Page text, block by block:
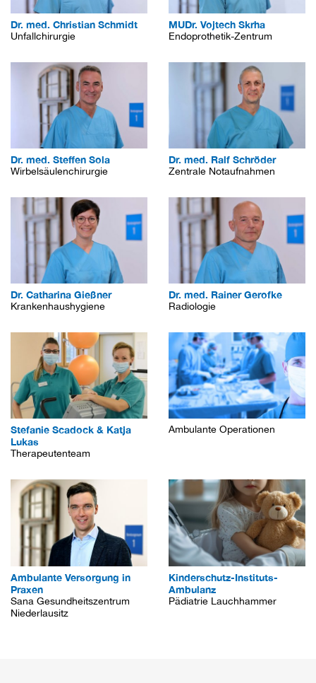
Dr. med. Christian Schmidt
Unfallchirurgie
MUDr. Vojtech Skrha
Endoprothetik-Zentrum
Dr. med. Steffen Sola
Wirbelsäulenchirurgie
Dr. med. Ralf Schröder
Zentrale Notaufnahmen
Dr. Catharina Gießner
Krankenhaushygiene
Dr. med. Rainer Gerofke
Radiologie
Stefanie Scadock & Katja
Lukas
Therapeutenteam
Ambulante Operationen
Ambulante Versorgung in
Praxen
Sana Gesundheitszentrum
Niederlausitz
Kinderschutz-Instituts-
Ambulanz
Pädiatrie Lauchhammer